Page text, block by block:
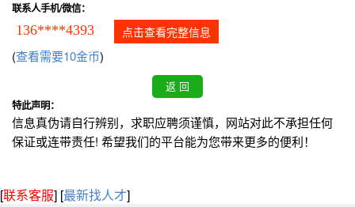
联系人手机/微信：
136****4393 点击查看完整信息
(查看需要10金币)
特此声明：
信息真伪请自行辨别，求职应聘须谨慎，网站对此不承担任何
保证或连带责任! 希望我们的平台能为您带来更多的便利！
[联系客服] [最新找人才]